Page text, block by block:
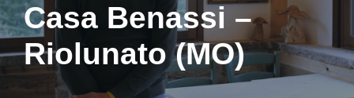
Casa Benassi –
Riolunato (MO)